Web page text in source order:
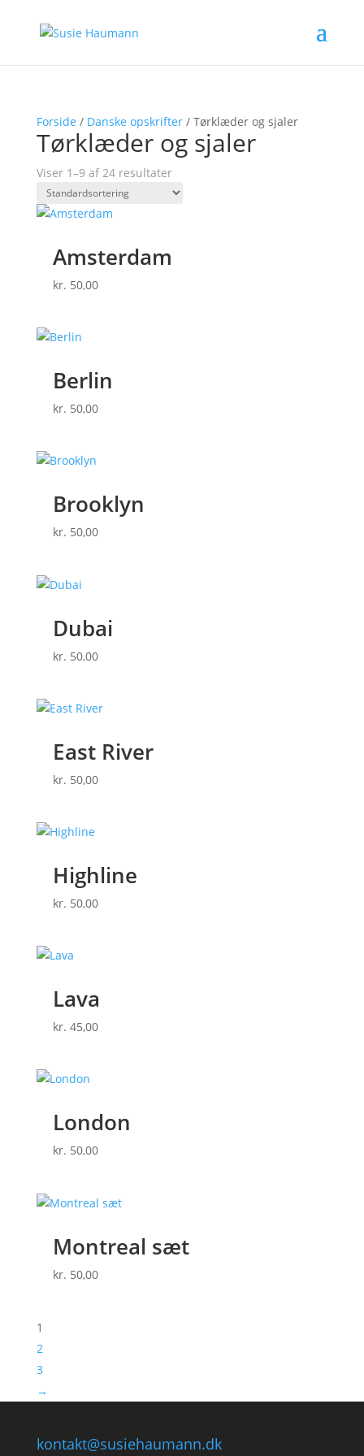
Forside / Danske opskrifter/ Tørklæder og sjaler
Tørklæder og sjaler
Viser 1–9 af 24 resultater
Amsterdam
kr. 50,00
Berlin
kr. 50,00
Brooklyn
kr. 50,00
Dubai
kr. 50,00
East River
kr. 50,00
Highline
kr. 50,00
Lava
kr. 45,00
London
kr. 50,00
Montreal sæt
kr. 50,00
1
2
3
→
kontakt@susiehaumann.dk